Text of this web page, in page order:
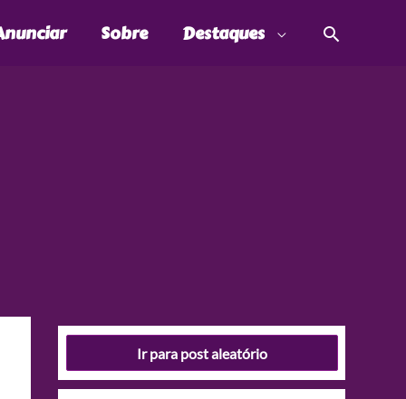
Sobre Destaques
Ir para post aleatório